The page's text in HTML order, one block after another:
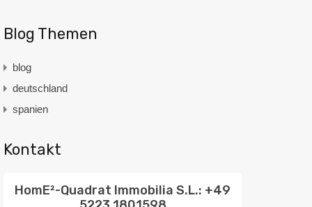
Blog Themen
blog
deutschland
spanien
Kontakt
HomE²-Quadrat Immobilia S.L.: +49